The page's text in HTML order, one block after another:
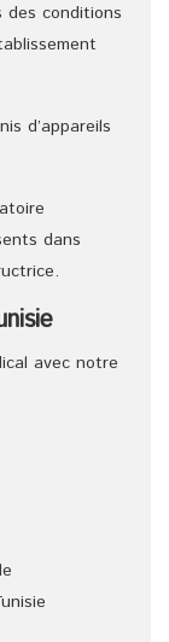
des conditions
d’appareils
dans
avec notre